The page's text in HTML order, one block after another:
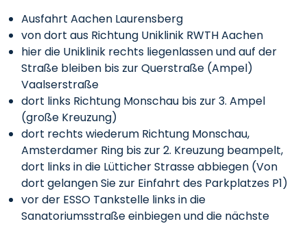
Ausfahrt Aachen Laurensberg
von dort aus Richtung Uniklinik RWTH Aachen
hier die Uniklinik rechts liegenlassen und auf der
Straße bleiben bis zur Querstraße (Ampel)
Vaalserstraße
dort links Richtung Monschau bis zur 3. Ampel
(große Kreuzung)
dort rechts wiederum Richtung Monschau,
Amsterdamer Ring bis zur 2. Kreuzung beampelt,
dort links in die Lütticher Strasse abbiegen (Von
dort gelangen Sie zur Einfahrt des Parkplatzes P1)
vor der ESSO Tankstelle links in die
Sanatoriumsstraße einbiegen und die nächste